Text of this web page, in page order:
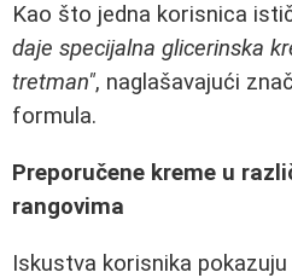
Kao što jedna korisnica
daje specijalna glicerinska
tretman", naglašavajući
formula.
Preporučene kreme u
rangovima
Iskustva korisnika